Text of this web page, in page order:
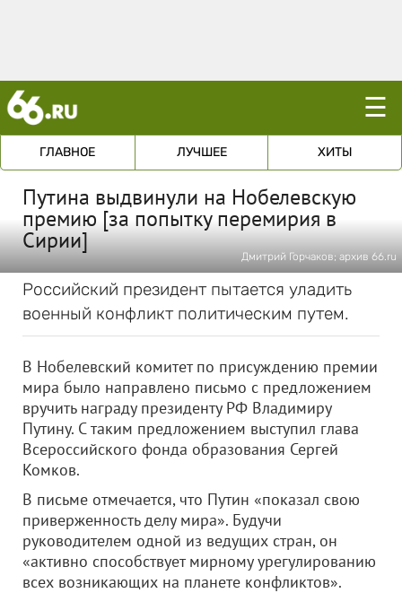
☰
ГЛАВНОЕ ЛУЧШЕЕ ХИТЫ
Путина выдвинули на Нобелевскую
премию [за попытку перемирия в
Сирии]
Дмитрий Горчаков; архив 66.ru
Российский президент пытается уладить
военный конфликт политическим путем.
В Нобелевский комитет по присуждению премии
мира было направлено письмо с предложением
вручить награду президенту РФ Владимиру
Путину. С таким предложением выступил глава
Всероссийского фонда образования Сергей
Комков.
В письме отмечается, что Путин «показал свою
приверженность делу мира». Будучи
руководителем одной из ведущих стран, он
«активно способствует мирному урегулированию
всех возникающих на планете конфликтов».